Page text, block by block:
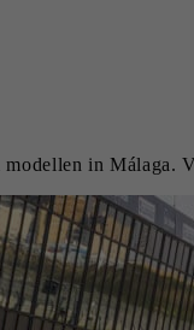
modellen inMálaga.